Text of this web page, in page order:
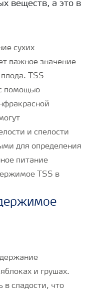
веществ, а это в
сухих
важное значение
TSS
помощью
и спелости
для определения
питание
TSS в
и грушах.
в сладости, что